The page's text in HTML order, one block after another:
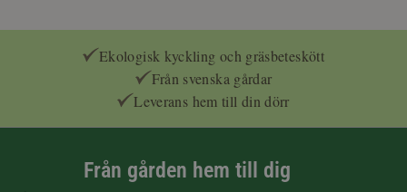
Ekologisk kyckling och gräsbeteskött
Från svenska gårdar
Leverans hem till din dörr
Från gården hem till dig